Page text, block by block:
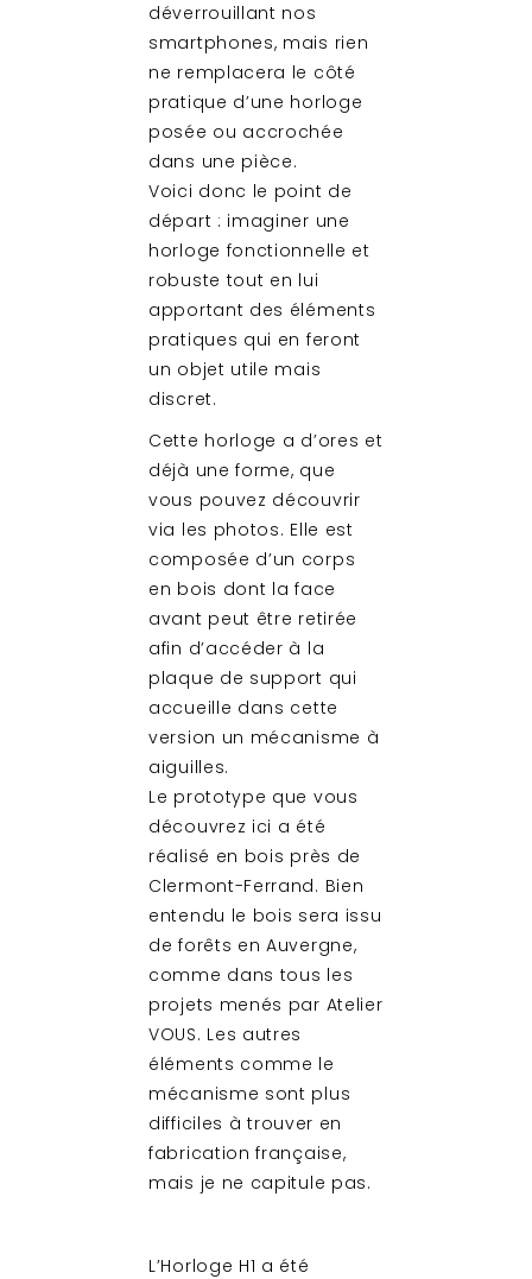
déverrouillant nos
smartphones, mais rien
ne remplacera le côté
pratique d’une horloge
posée ou accrochée
dans une pièce.
Voici donc le point de
départ : imaginer une
horloge fonctionnelle et
robuste tout en lui
apportant des éléments
pratiques qui en feront
un objet utile mais
discret.
Cette horloge a d’ores et
déjà une forme, que
vous pouvez découvrir
via les photos. Elle est
composée d’un corps
en bois dont la face
avant peut être retirée
afin d’accéder à la
plaque de support qui
accueille dans cette
version un mécanisme à
aiguilles.
Le prototype que vous
découvrez ici a été
réalisé en bois près de
Clermont-Ferrand. Bien
entendu le bois sera issu
de forêts en Auvergne,
comme dans tous les
projets menés par Atelier
VOUS. Les autres
éléments comme le
mécanisme sont plus
difficiles à trouver en
fabrication française,
mais je ne capitule pas.
L’Horloge H1 a été